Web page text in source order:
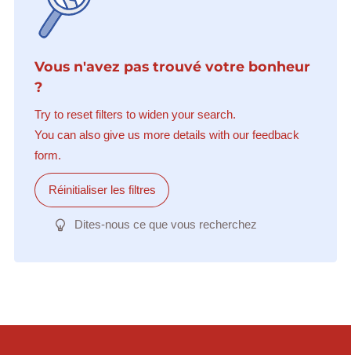
Vous n'avez pas trouvé votre bonheur
?
Try to reset filters to widen your search.
You can also give us more details with our feedback
form.
Réinitialiser les filtres
Dites-nous ce que vous recherchez